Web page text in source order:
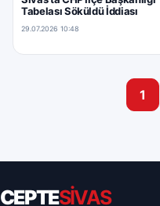
Tabelası Söküldü İddiası
29.07.2026 10:48
Yazı sayfalaması
1
CEPTESİVAS